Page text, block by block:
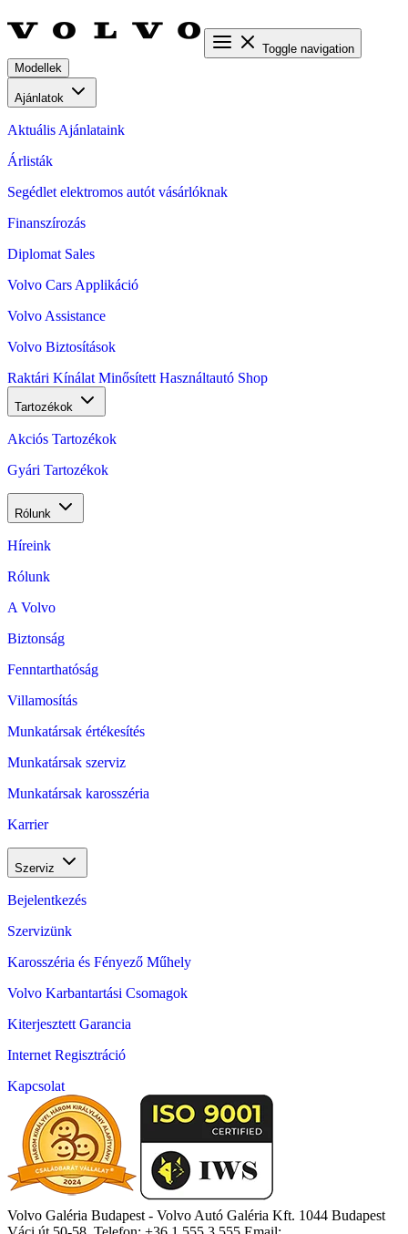
Toggle navigation
Modellek
Ajánlatok
Aktuális Ajánlataink
Árlisták
Segédlet elektromos autót vásárlóknak
Finanszírozás
Diplomat Sales
Volvo Cars Applikáció
Volvo Assistance
Volvo Biztosítások
Raktári Kínálat Minősített Használtautó Shop
Tartozékok
Akciós Tartozékok
Gyári Tartozékok
Rólunk
Híreink
Rólunk
A Volvo
Biztonság
Fenntarthatóság
Villamosítás
Munkatársak értékesítés
Munkatársak szerviz
Munkatársak karosszéria
Karrier
Szerviz
Bejelentkezés
Szervizünk
Karosszéria és Fényező Műhely
Volvo Karbantartási Csomagok
Kiterjesztett Garancia
Internet Regisztráció
Kapcsolat
Volvo Galéria Budapest - Volvo Autó Galéria Kft. 1044 Budapest